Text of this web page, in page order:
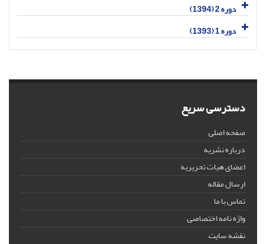
دوره 2 (1394)
دوره 1 (1393)
دسترسی سریع
صفحه اصلی
درباره نشریه
اعضای هیات تحریریه
ارسال مقاله
تماس با ما
واژه نامه اختصاصی
نقشه سایت